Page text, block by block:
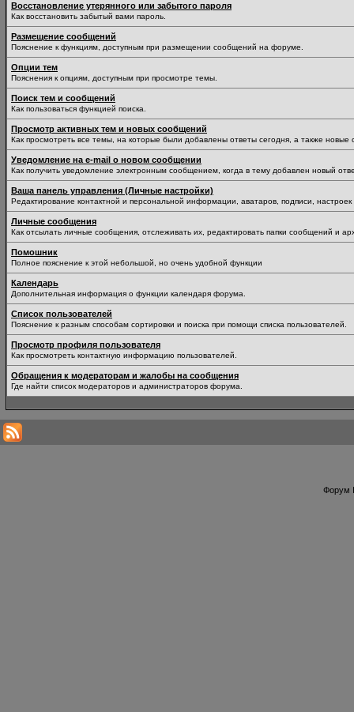
Восстановление утерянного или забытого пароля
Как восстановить забытый вами пароль.
Размещение сообщений
Пояснение к функциям, доступным при размещении сообщений на форуме.
Опции тем
Пояснения к опциям, доступным при просмотре темы.
Поиск тем и сообщений
Как пользоваться функцией поиска.
Просмотр активных тем и новых сообщений
Как просмотреть все темы, на которые были добавлены ответы сегодня, а также
Уведомление на е-mail о новом сообщении
Как получить уведомление электронным сообщением, когда в тему добавлен новый
Ваша панель управления (Личные настройки)
Редактирование контактной и персональной информации, аватаров, подписи,
Личные сообщения
Как отсылать личные сообщения, отслеживать их, редактировать папки сообщений и
Помошник
Полное пояснение к этой небольшой, но очень удобной функции
Календарь
Дополнительная информация о функции календаря форума.
Список пользователей
Пояснение к разным способам сортировки и поиска при помощи списка пользователей.
Просмотр профиля пользователя
Как просмотреть контактную информацию пользователей.
Обращения к модераторам и жалобы на сообщения
Где найти список модераторов и администраторов форума.
Форум